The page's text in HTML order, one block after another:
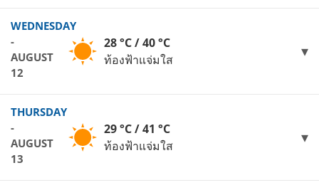
WEDNESDAY
-
AUGUST
12
28 °C / 40 °C
ท้องฟ้าแจ่มใส
THURSDAY
-
AUGUST
13
29 °C / 41 °C
ท้องฟ้าแจ่มใส